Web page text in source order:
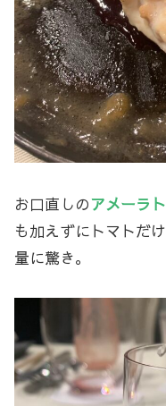
お口直しのアメーラ
も加えずにトマトだ
量に驚き。